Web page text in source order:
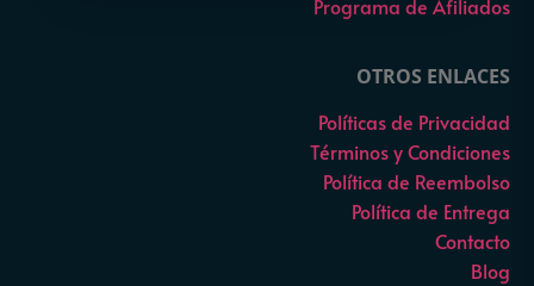
Programa de Afiliados
OTROS ENLACES
Políticas de Privacidad
Términos y Condiciones
Política de Reembolso
Política de Entrega
Contacto
Blog